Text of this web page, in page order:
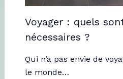
Voyager : quels
nécessaires ?
Qui n’a pas envie de
le monde…